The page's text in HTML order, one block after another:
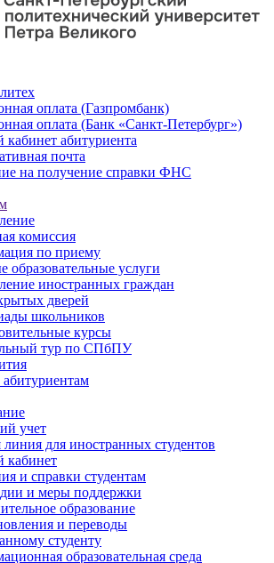
оплата (Газпромбанк)
оплата (Банк «Санкт-Петербург»)
абитуриента
почта
на получение справки ФНС
комиссия
по приему
образовательные услуги
иностранных граждан
дверей
школьников
курсы
тур по СПбПУ
учет
линия для иностранных студентов
кабинет
и справки студентам
и меры поддержки
образование
и переводы
студенту
образовательная среда